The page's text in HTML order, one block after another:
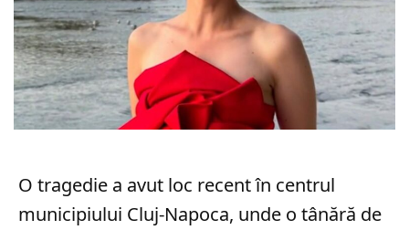
O tragedie a avut loc recent în centrul
municipiului Cluj-Napoca, unde o tânără de